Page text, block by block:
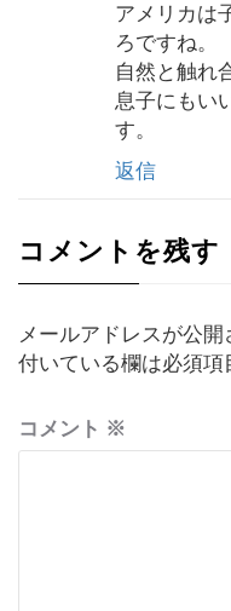
アメリカは
ろですね。
自然と触れ
息子にもい
す。
返信
コメントを残す
メールアドレスが公開
付いている欄は必須項
コメント ※